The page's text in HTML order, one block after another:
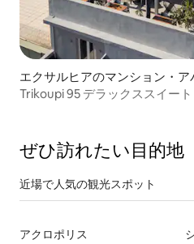
エクサルヒアのマンション・ア
Trikoupi 95 デラックススイート
ぜひ訪⁠れ⁠た⁠い目⁠的⁠地
近場で人気の観光スポット
アクロポリス